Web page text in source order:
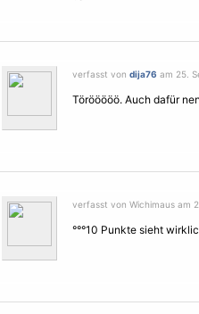
verfasst von dija76 am 25.
Törööööö. Auch dafür
verfasst von Wichimaus am
°°°10 Punkte sieht